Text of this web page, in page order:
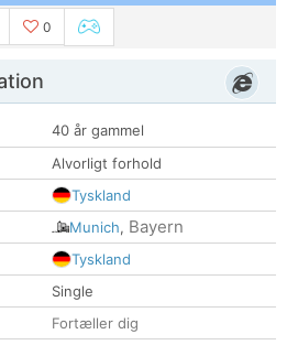
0
40 år gammel
Alvorligt forhold
Tyskland
Munich, Bayern
Tyskland
Single
Fortæller dig